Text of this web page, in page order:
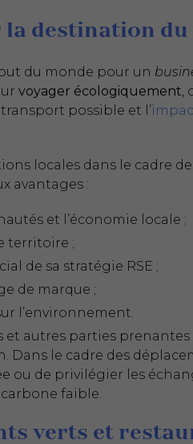
destination du
du monde pour un
voyager écologiquement,
possible et l’
locales dans le cadre
avantages :
et l’économie locale ;
territoire ;
de sa stratégie RSE ;
de marque ;
l’environnement.
et autres parties
Dans le cadre des
ou de privilégier les
faible.
verts et